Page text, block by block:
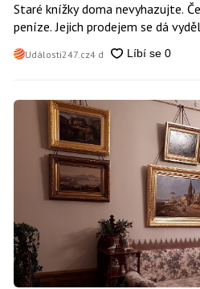
Staré knížky doma nevyhazujte.
peníze. Jejich prodejem se dá
Události247.cz4 d